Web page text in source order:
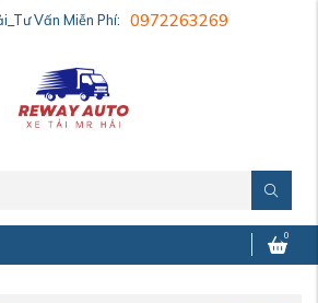
Vấn Miễn Phí: 0972263269
0